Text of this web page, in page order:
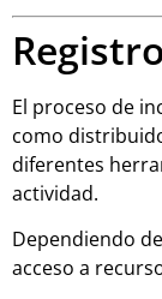
El proceso de
como
diferentes
actividad.
Dependiendo
acceso a